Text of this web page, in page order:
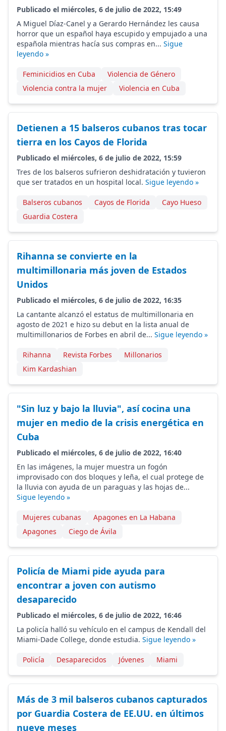
Publicado el miércoles, 6 de julio de 2022, 15:49
A Miguel Díaz-Canel y a Gerardo Hernández les causa
horror que un español haya escupido y empujado a una
española mientras hacía sus compras en... Sigue
leyendo »
Feminicidios en Cuba
Violencia de Género
Violencia contra la mujer
Violencia en Cuba
Detienen a 15 balseros cubanos tras tocar
tierra en los Cayos de Florida
Publicado el miércoles, 6 de julio de 2022, 15:59
Tres de los balseros sufrieron deshidratación y tuvieron
que ser tratados en un hospital local. Sigue leyendo »
Balseros cubanos Cayos de Florida
Cayo Hueso
Guardia Costera
Rihanna se convierte en la
multimillonaria más joven de Estados
Unidos
Publicado el miércoles, 6 de julio de 2022, 16:35
La cantante alcanzó el estatus de multimillonaria en
agosto de 2021 e hizo su debut en la lista anual de
multimillonarios de Forbes en abril de... Sigue leyendo »
Rihanna Revista Forbes
Millonarios
Kim Kardashian
"Sin luz y bajo la lluvia", así cocina una
mujer en medio de la crisis energética en
Cuba
Publicado el miércoles, 6 de julio de 2022, 16:40
En las imágenes, la mujer muestra un fogón
improvisado con dos bloques y leña, el cual protege de
la lluvia con ayuda de un paraguas y las hojas de...
Sigue leyendo »
Mujeres cubanas
Apagones en La Habana
Apagones
Ciego de Ávila
Policía de Miami pide ayuda para
encontrar a joven con autismo
desaparecido
Publicado el miércoles, 6 de julio de 2022, 16:46
La policía halló su vehículo en el campus de Kendall del
Miami-Dade College, donde estudia. Sigue leyendo »
Policía Desaparecidos Jóvenes Miami
Más de 3 mil balseros cubanos capturados
por Guardia Costera de EE.UU. en últimos
nueve meses